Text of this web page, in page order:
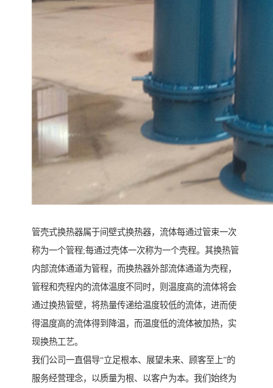
管壳式换热器属于间壁式换热器，流体每通过管束一次
称为一个管程;每通过壳体一次称为一个壳程。其换热管
内部流体通道为管程，而换热器外部流体通道为壳程，
管程和壳程内的流体温度不同时，则温度高的流体将会
通过换热管壁，将热量传递给温度较低的流体，进而使
得温度高的流体得到降温，而温度低的流体被加热，实
现换热工艺。
我们公司一直倡导“立足根本、展望未来、顾客至上”的
服务经营理念，以质量为根、以客户为本。我们始终为